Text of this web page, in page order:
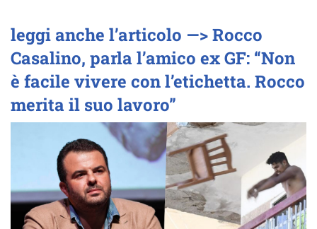
leggi anche l’articolo —> Rocco
Casalino, parla l’amico ex GF: “Non
è facile vivere con l’etichetta. Rocco
merita il suo lavoro”